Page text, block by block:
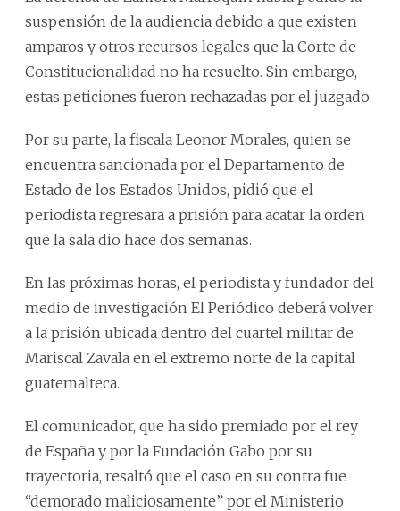
suspensión de la audiencia debido a que existen
amparos y otros recursos legales que la Corte de
Constitucionalidad no ha resuelto. Sin embargo,
estas peticiones fueron rechazadas por el juzgado.
Por su parte, la fiscala Leonor Morales, quien se
encuentra sancionada por el Departamento de
Estado de los Estados Unidos, pidió que el
periodista regresara a prisión para acatar la orden
que la sala dio hace dos semanas.
En las próximas horas, el periodista y fundador del
medio de investigación El Periódico deberá volver
a la prisión ubicada dentro del cuartel militar de
Mariscal Zavala en el extremo norte de la capital
guatemalteca.
El comunicador, que ha sido premiado por el rey
de España y por la Fundación Gabo por su
trayectoria, resaltó que el caso en su contra fue
“demorado maliciosamente” por el Ministerio